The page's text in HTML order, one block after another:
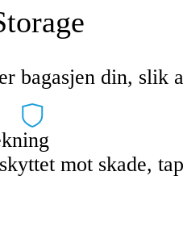
bagasjen din, slik
mot skade, tap